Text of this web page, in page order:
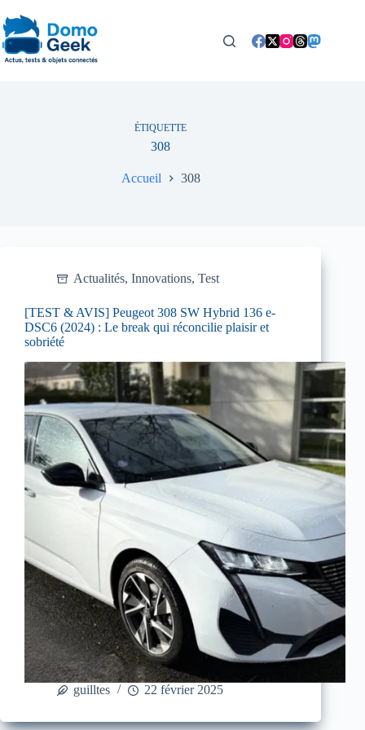
au
contenu
ÉTIQUETTE
308
Accueil 308
Actualités, Innovations, Test
[TEST & AVIS] Peugeot 308 SW Hybrid 136 e-
DSC6 (2024) : Le break qui réconcilie plaisir et
sobriété
guilltes 22 février 2025